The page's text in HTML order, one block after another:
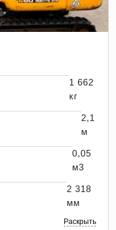
1 662
кг
2,1
м
0,05
м3
2 318
мм
Раскрыть